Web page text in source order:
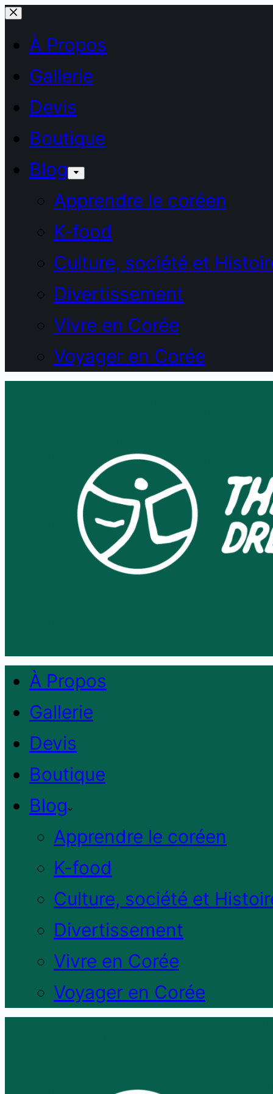
Passer
contenuÀ Propos
Gallerie
Devis
Boutique
Blog
Apprendre le coréen
K-food
Culture, société et
Divertissement
Vivre en Corée
Voyager en Corée
À Propos
Gallerie
Devis
Boutique
Blog
Apprendre le coréen
K-food
Culture, société et
Divertissement
Vivre en Corée
Voyager en Corée